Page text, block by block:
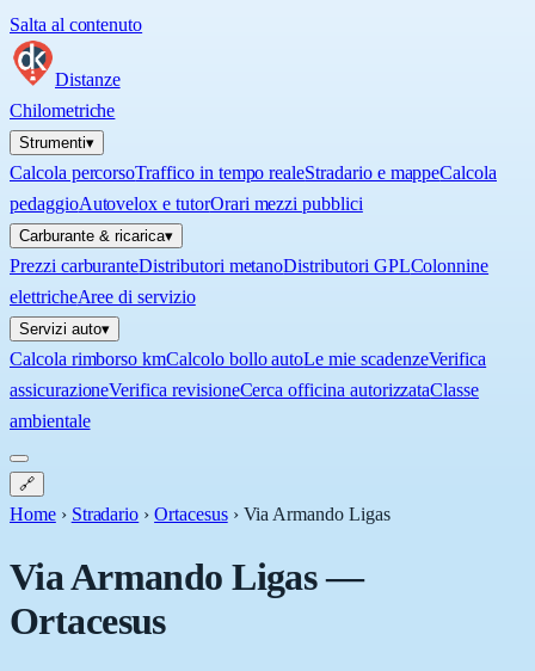
Salta al contenuto
Distanze
Chilometriche
Strumenti▾
Calcola percorsoTraffico in tempo realeStradario e mappeCalcola
pedaggioAutovelox e tutorOrari mezzi pubblici
Carburante & ricarica▾
Prezzi carburanteDistributori metanoDistributori GPLColonnine
elettricheAree di servizio
Servizi auto▾
Calcola rimborso kmCalcolo bollo autoLe mie scadenzeVerifica
assicurazioneVerifica revisioneCerca officina autorizzataClasse
ambientale
🔗
Home › Stradario › Ortacesus › Via Armando Ligas
Via Armando Ligas—
Ortacesus